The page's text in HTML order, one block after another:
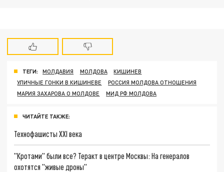
ТЕГИ: МОЛДАВИЯ МОЛДОВА
КИШИНЕВ
УЛИЧНЫЕ ГОНКИ В КИШИНЕВЕ
РОССИЯ МОЛДОВА ОТНОШЕНИЯ
МАРИЯ ЗАХАРОВА О МОЛДОВЕ
МИД РФ МОЛДОВА
ЧИТАЙТЕ ТАКЖЕ:
Технофашисты XXI века
"Кротами" были все? Теракт в центре Москвы: На генералов
охотятся "живые дроны"